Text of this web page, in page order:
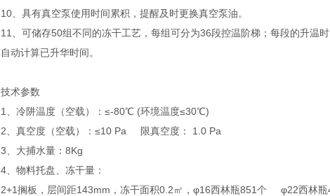
10、具有真空泵使用时间累积，提醒及时更换真空泵油。
11、可储存50组不同的冻干工艺，每组可分为36段控温阶梯；每段的升温
自动计算已升华时间。
技术参数
1、冷阱温度（空载）：≤-80℃ (环境温度≤30℃)
2、真空度（空载）：≤10 Pa 限真空度： 1.0 Pa
3、大捕水量：8Kg
4、物料托盘、冻干量：
2+1搁板，层间距143mm，冻干面积0.2㎡，φ16西林瓶851个 φ22西林瓶